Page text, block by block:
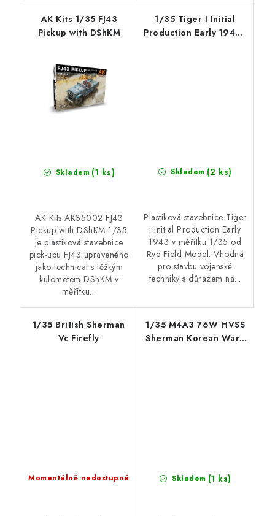
AK Kits 1/35 FJ43
Pickup with DShKM
Skladem (1 ks)
AK Kits AK35002 FJ43
Pickup with DShKM 1/35
je plastiková stavebnice
pick-upu FJ43 upraveného
jako technical s těžkým
kulometem DShKM v
měřítku...
1/35 Tiger I Initial
Production Early 1943 -
Skladem (2 ks)
Plastiková stavebnice Tiger
I Initial Production Early
1943 v měřítku 1/35 od
Rye Field Model. Vhodná
pro stavbu vojenské
techniky s důrazem na...
1/35 British Sherman
Vc Firefly
Momentálně nedostupné
1/35 M4A3 76W HVSS
Sherman Korean War -
Skladem (1 ks)